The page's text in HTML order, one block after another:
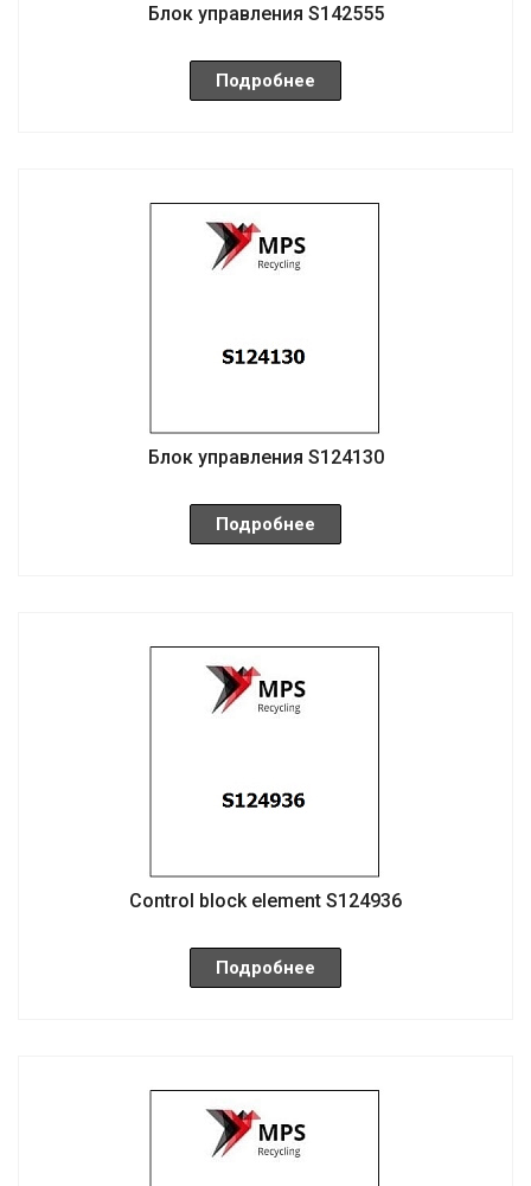
Блок управления S142555
Подробнее
Блок управления S124130
Подробнее
Control block element S124936
Подробнее